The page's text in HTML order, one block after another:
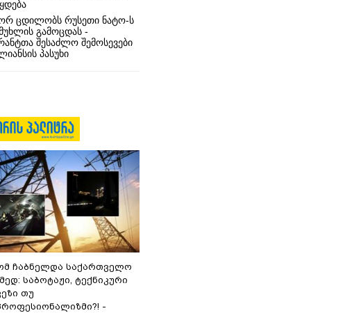
ცდილობს რუსეთი ნატო-ს
გამოცდას -
შესაძლო შემოსევები
პასუხი
ჩაბნელდა საქართველო
საბოტაჟი, ტექნიკური
თუ
-